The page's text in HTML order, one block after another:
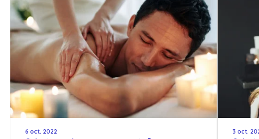
6 oct. 2022 3 oct.